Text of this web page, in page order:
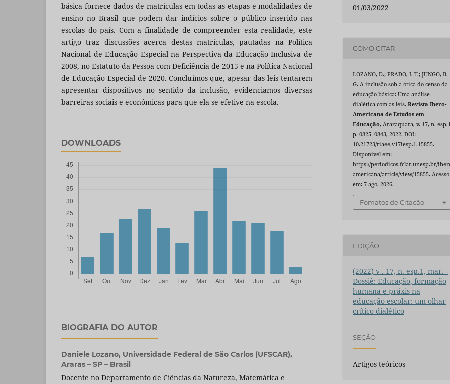
básica fornece dados de matrículas em todas as etapas e modalidades de
ensino no Brasil que podem dar indícios sobre o público inserido nas
escolas do país. Com a finalidade de compreender esta realidade, este
artigo traz discussões acerca destas matrículas, pautadas na Política
Nacional de Educação Especial na Perspectiva da Educação Inclusiva de
2008, no Estatuto da Pessoa com Deficiência de 2015 e na Política Nacional
de Educação Especial de 2020. Concluímos que, apesar das leis tentarem
apresentar dispositivos no sentido da inclusão, evidenciamos diversas
barreiras sociais e econômicas para que ela se efetive na escola.
DOWNLOADS
BIOGRAFIA DO AUTOR
Daniele Lozano, Universidade Federal de São Carlos (UFSCAR),
Araras – SP – Brasil
Docente no Departamento de Ciências da Natureza, Matemática e
01/03/2022
COMO CITAR
LOZANO, D.; PRADO, I. T.; JUNGO, B.
G. A inclusão sob a ótica do censo da
educação básica: Uma análise
dialética com as leis.Revista Ibero-
Americana de Estudos em
Educação, Araraquara, v. 17, n.
p. 0825–0843, 2022. DOI:
10.21723/riaee.v17iesp.1.15855.
Disponível em:
https://periodicos.fclar.unesp.br/
americana/article/view/15855. Acesso
em: 7 ago. 2026.
Fomatos de Citação
EDIÇÃO
(2022) v . 17, n. esp.1, mar. -
Dossiê: Educação, formação
humana e práxis na
educação escolar: um olhar
crítico-dialético
SEÇÃO
Artigos teóricos